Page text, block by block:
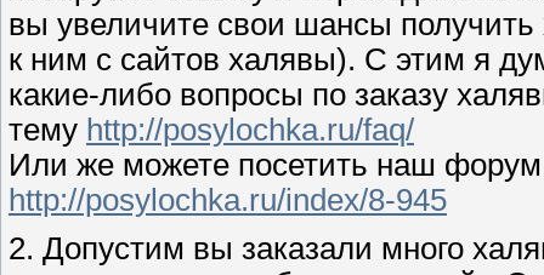
вы увеличите свои шансы
к ним с сайтов халявы). С этим я
какие-либо вопросы по заказу
тему http://posylochka.ru/faq/
Или же можете посетить наш
http://posylochka.ru/index/8-945
2. Допустим вы заказали много